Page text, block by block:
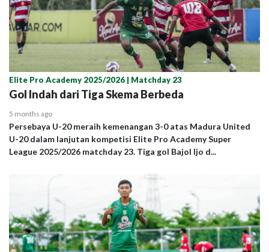
Elite Pro Academy 2025/2026 | Matchday 23
Gol Indah dari Tiga Skema Berbeda
5 months ago
Persebaya U-20 meraih kemenangan 3-0 atas Madura United
U-20 dalam lanjutan kompetisi Elite Pro Academy Super
League 2025/2026 matchday 23. Tiga gol Bajol Ijo d...